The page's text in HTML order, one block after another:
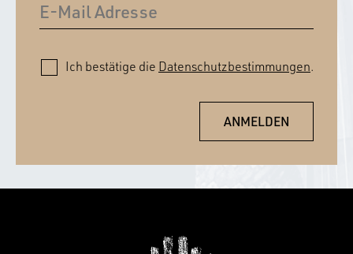
Ich bestätige die Datenschutzbestimmungen.